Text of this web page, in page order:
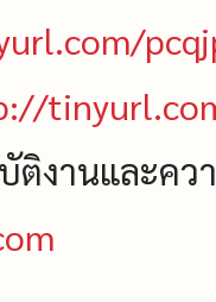
ติงานและค